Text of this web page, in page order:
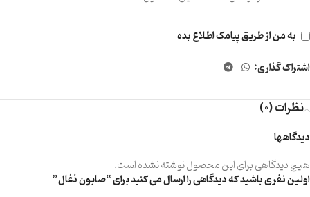
به من از طریق پیامک اطلاع بده
اشتراک گذاری:
نظرات (0)
دیدگاهها
هیچ دیدگاهی برای این محصول نوشته نشده است.
اولین نفری باشید که دیدگاهی را ارسال می کنید برای “صابون ذغال”